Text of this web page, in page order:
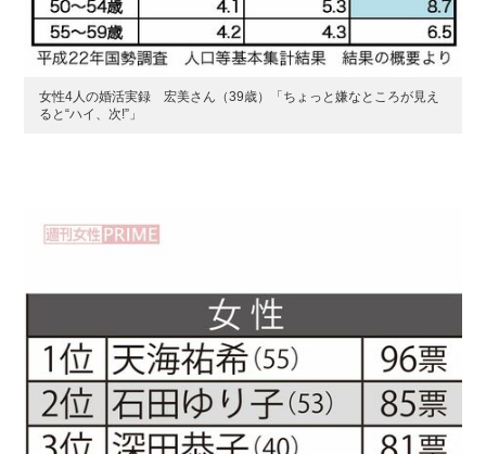
女性4人の婚活実録 宏美さん（39歳）「ちょっと嫌なところが見え
ると“ハイ、次!”」